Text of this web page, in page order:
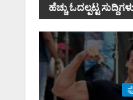
ಹೆಚ್ಚು ಓದಲ್ಪಟ್ಟ